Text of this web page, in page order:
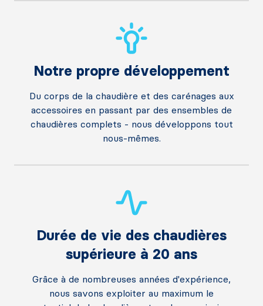
Notre propre développement
Du corps de la chaudière et des carénages aux
accessoires en passant par des ensembles de
chaudières complets - nous développons tout
nous-mêmes.
Durée de vie des chaudières
supérieure à 20 ans
Grâce à de nombreuses années d'expérience,
nous savons exploiter au maximum le